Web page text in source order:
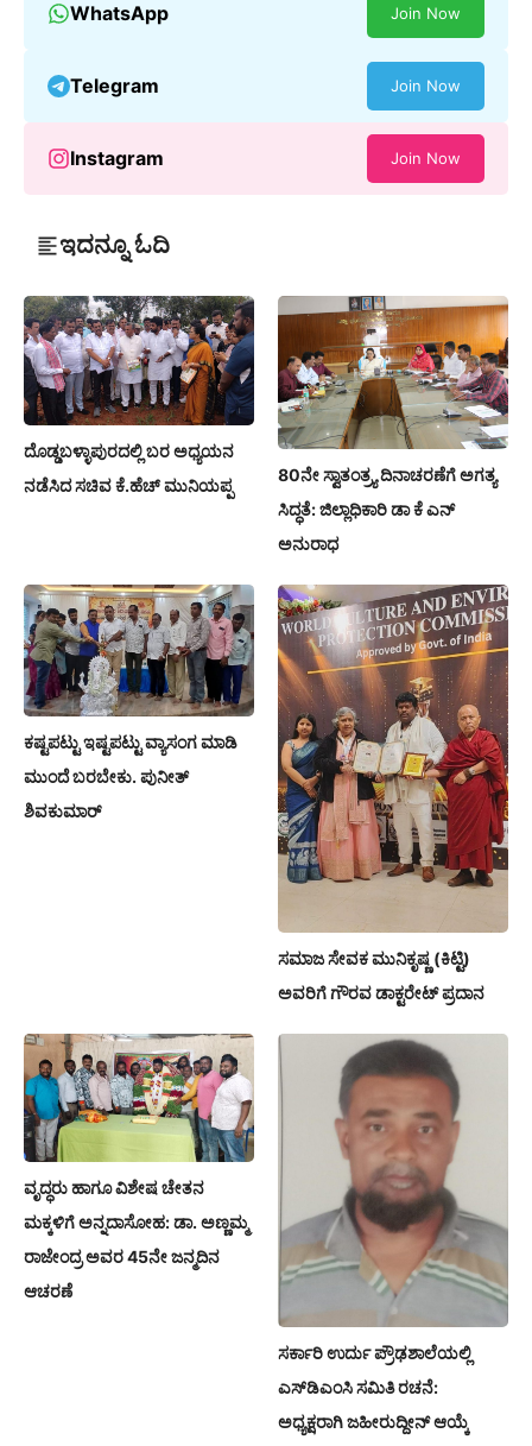
WhatsApp Join Now
Telegram Join Now
Instagram Join Now
ಇದನ್ನೂ ಓದಿ
ದೊಡ್ಡಬಳ್ಳಾಪುರದಲ್ಲಿ ಬರ ಅಧ್ಯಯನ
ನಡೆಸಿದ ಸಚಿವ ಕೆ.ಹೆಚ್ ಮುನಿಯಪ್ಪ
80ನೇ ಸ್ವಾತಂತ್ರ್ಯ ದಿನಾಚರಣೆಗೆ ಅಗತ್ಯ
ಸಿದ್ಧತೆ: ಜಿಲ್ಲಾಧಿಕಾರಿ ಡಾ ಕೆ ಎನ್
ಅನುರಾಧ
ಕಷ್ಟಪಟ್ಟು ಇಷ್ಟಪಟ್ಟು ವ್ಯಾಸಂಗ ಮಾಡಿ
ಮುಂದೆ ಬರಬೇಕು. ಪುನೀತ್
ಶಿವಕುಮಾರ್
ಸಮಾಜ ಸೇವಕ ಮುನಿಕೃಷ್ಣ (ಕಿಟ್ಟಿ)
ಅವರಿಗೆ ಗೌರವ ಡಾಕ್ಟರೇಟ್ ಪ್ರದಾನ
ವೃದ್ಧರು ಹಾಗೂ ವಿಶೇಷ ಚೇತನ
ಮಕ್ಕಳಿಗೆ ಅನ್ನದಾಸೋಹ: ಡಾ. ಅಣ್ಣಮ್ಮ
ರಾಜೇಂದ್ರ ಅವರ 45ನೇ ಜನ್ಮದಿನ
ಆಚರಣೆ
ಸರ್ಕಾರಿ ಉರ್ದು ಪ್ರೌಢಶಾಲೆಯಲ್ಲಿ
ಎಸ್‌ಡಿಎಂಸಿ ಸಮಿತಿ ರಚನೆ:
ಅಧ್ಯಕ್ಷರಾಗಿ ಜಹೀರುದ್ದೀನ್ ಆಯ್ಕೆ